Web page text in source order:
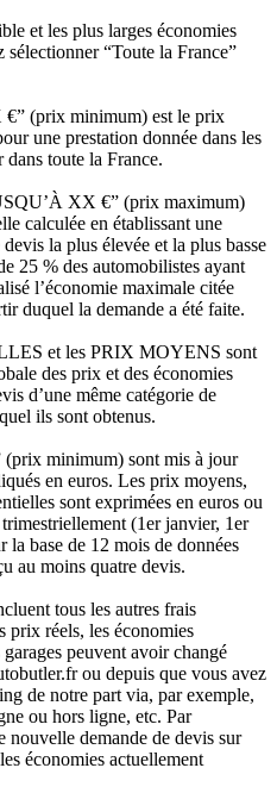
et les plus larges économies
sélectionner “Toute la France”
(prix minimum) est le prix
une prestation donnée dans les
dans toute la France.
XX €” (prix maximum)
calculée en établissant une
la plus élevée et la plus basse
25 % des automobilistes ayant
l’économie maximale citée
duquel la demande a été faite.
et les PRIX MOYENS sont
des prix et des économies
d’une même catégorie de
ils sont obtenus.
minimum) sont mis à jour
en euros. Les prix moyens,
sont exprimées en euros ou
(1er janvier, 1er
base de 12 mois de données
au moins quatre devis.
tous les autres frais
prix réels, les économies
peuvent avoir changé
ou depuis que vous avez
de notre part via, par exemple,
ou hors ligne, etc. Par
nouvelle demande de devis sur
économies actuellement